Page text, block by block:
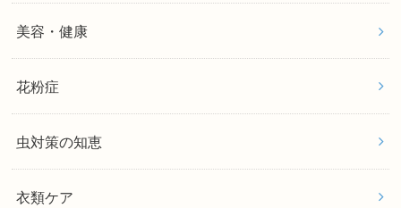
美容・健康
花粉症
虫対策の知恵
衣類ケア